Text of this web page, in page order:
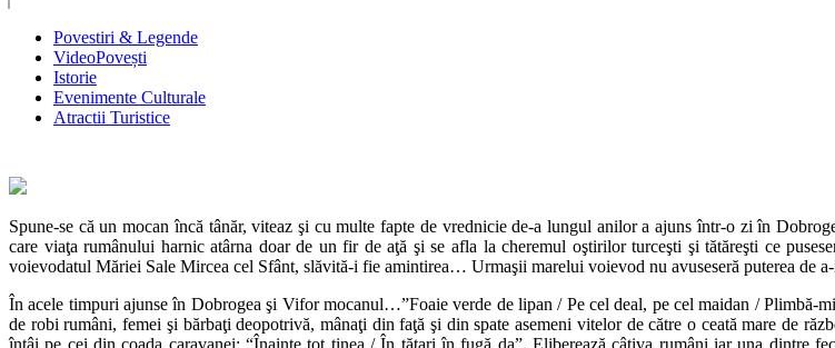
Povestiri & Legende
VideoPovești
Istorie
Evenimente Culturale
Atractii Turistice
Spune-se că un mocan încă tânăr, viteaz şi cu multe fapte de vrednicie de-a lungul anilor a ajuns într-o zi în
care viaţa rumânului harnic atârna doar de un fir de aţă şi se afla la cheremul oştirilor turceşti şi tătăreşti ce
voievodatul Măriei Sale Mircea cel Sfânt, slăvită-i fie amintirea… Urmaşii marelui voievod nu avuseseră puterea de
În acele timpuri ajunse în Dobrogea şi Vifor mocanul…”Foaie verde de lipan / Pe cel deal, pe cel maidan / Plimbă-
de robi rumâni, femei şi bărbaţi deopotrivă, mânaţi din faţă şi din spate asemeni vitelor de către o ceată mare de
întâi pe cei din coada caravanei: “Înainte tot ţinea / În tătari în fugă da”. Eliberează câţiva rumâni iar una dintre